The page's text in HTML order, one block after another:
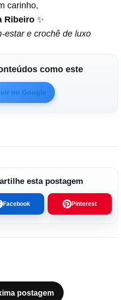
carinho,
Ribeiro✨
estar e crochê de luxo
como este
no Google
esta postagem
Facebook Pinterest
postagem